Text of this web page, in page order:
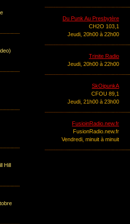
Hill
Du Punk Au Presbytère
CH2O 103,1
Jeudi, 20h00 à 22h00
Trinite Radio
Jeudi, 20h00 à 22h00
SkOipunkA
CFOU 89,1
Jeudi, 21h00 à 23h00
FusioinRadio.new.fr
FusionRadio.new.fr
Vendredi, minuit à minuit